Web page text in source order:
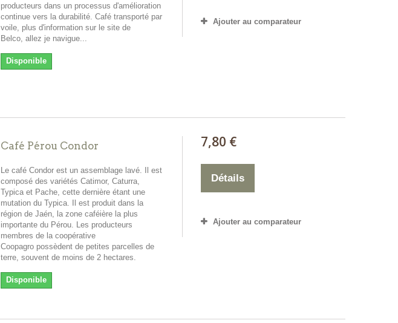
producteurs dans un processus d'amélioration
continue vers la durabilité. Café transporté par
voile, plus d'information sur le site de
Belco, allez je navigue...
Disponible
Ajouter au comparateur
Café Pérou Condor
Le café Condor est un assemblage lavé. Il est
composé des variétés Catimor, Caturra,
Typica et Pache, cette dernière étant une
mutation du Typica. Il est produit dans la
région de Jaén, la zone caféière la plus
importante du Pérou. Les producteurs
membres de la coopérative
Coopagro possèdent de petites parcelles de
terre, souvent de moins de 2 hectares.
Disponible
7,80 €
Détails
Ajouter au comparateur